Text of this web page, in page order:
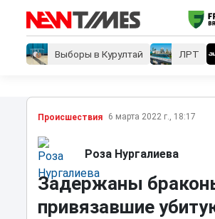
Выборы в Курултай ЛРТ
Проиcшествия 6 марта 2022 г., 18:17
Роза Нургалиева
Задержаны
привязавшие